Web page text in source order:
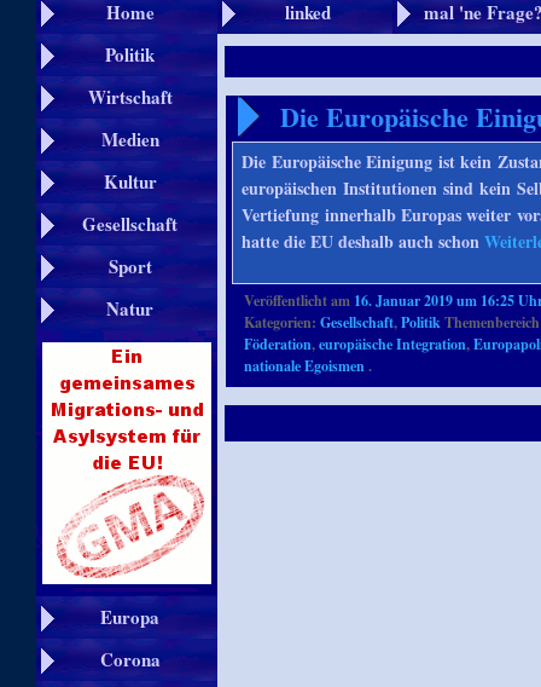
Home linked
mal 'ne
Politik
Wirtschaft
Medien
Kultur
Gesellschaft
Sport
Natur
Europa
Corona
Die Europäische
Die Europäische Einigung ist kein
europäischen Institutionen sind kein
Vertiefung innerhalb Europas weiter
hatte die EU deshalb auch schon
Veröffentlicht am 16. Januar 2019 um 16:25
Kategorien:Gesellschaft,Politik
Föderation,europäische Integration,
nationale Egoismen.